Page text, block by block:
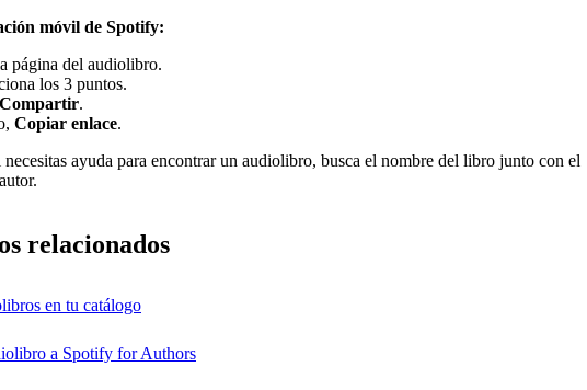
móvil de Spotify:
página del audiolibro.
los 3 puntos.
Compartir.
Copiar enlace.
necesitas ayuda para encontrar un audiolibro, busca el nombre del libro junto con el
relacionados
en tu catálogo
a Spotify for Authors